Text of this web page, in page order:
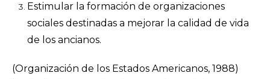
Estimular la formación de organizaciones
sociales destinadas a mejorar la calidad de vida
de los ancianos.
(Organización de los Estados Americanos, 1988)